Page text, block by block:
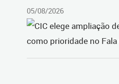
05/08/2026